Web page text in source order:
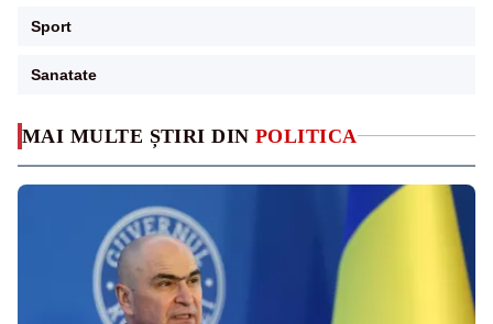
MAI MULTE ȘTIRI DIN POLITICA
Sport
Sanatate